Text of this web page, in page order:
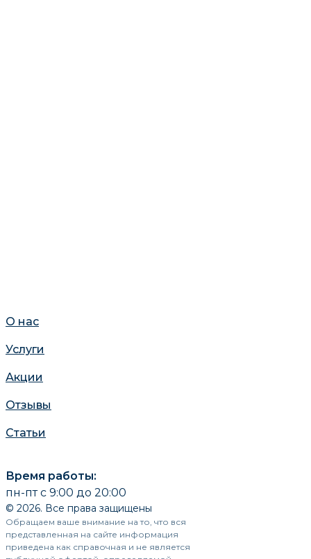
О нас
Услуги
Акции
Отзывы
Статьи
Время работы:
пн-пт с 9:00 до 20:00
© 2026. Все права защищены
Обращаем ваше внимание на то, что вся
представленная на сайте информация
приведена как справочная и не является